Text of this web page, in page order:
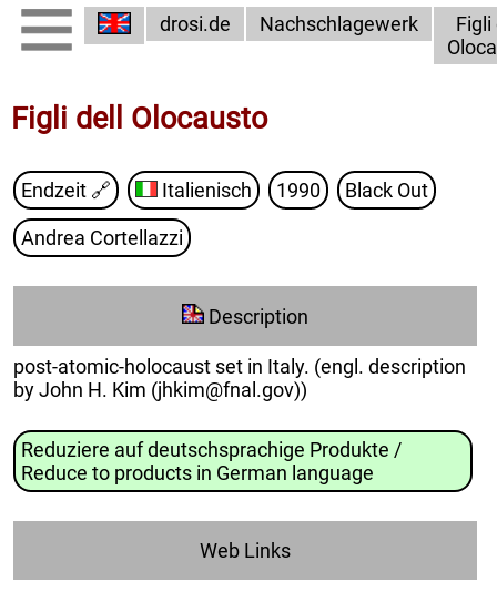
drosi.de Nachschlagewerk
Figli
Figli dell Olocausto
Endzeit 🔗 Italienisch 1990 Black Out
Andrea Cortellazzi
Description
post-atomic-holocaust set in Italy. (engl. description
by John H. Kim (jhkim@fnal.gov))
Reduziere auf deutschsprachige Produkte /
Reduce to products in German language
Web Links